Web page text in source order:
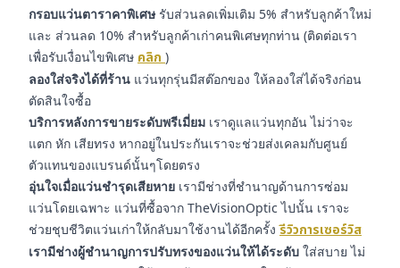
กรอบแว่นตาราคาพิเศษ รับส่วนลดเพิ่มเติม 5% สำหรับลูกค้าใหม่
และ ส่วนลด 10% สำหรับลูกค้าเก่าคนพิเศษทุกท่าน (ติดต่อเรา
เพื่อรับเงื่อนไขพิเศษ คลิก )
ลองใส่จริงได้ที่ร้าน แว่นทุกรุ่นมีสต๊อกของ ให้ลองใส่ได้จริงก่อน
ตัดสินใจซื้อ
บริการหลังการขายระดับพรีเมี่ยม เราดูแลแว่นทุกอัน ไม่ว่าจะ
แตก หัก เสียทรง หากอยู่ในประกันเราจะช่วยส่งเคลมกับศูนย์
ตัวแทนของแบรนด์นั้นๆโดยตรง
อุ่นใจเมื่อแว่นชำรุดเสียหาย เรามีช่างที่ชำนาญด้านการซ่อม
แว่นโดยเฉพาะ แว่นที่ซื้อจาก TheVisionOptic ไปนั้น เราจะ
ช่วยชุบชีวิตแว่นเก่าให้กลับมาใช้งานได้อีกครั้งรีวิวการเซอร์วิส
เรามีช่างผู้ชำนาญการปรับทรงของแว่นให้ได้ระดับ ใส่สบาย ไม่